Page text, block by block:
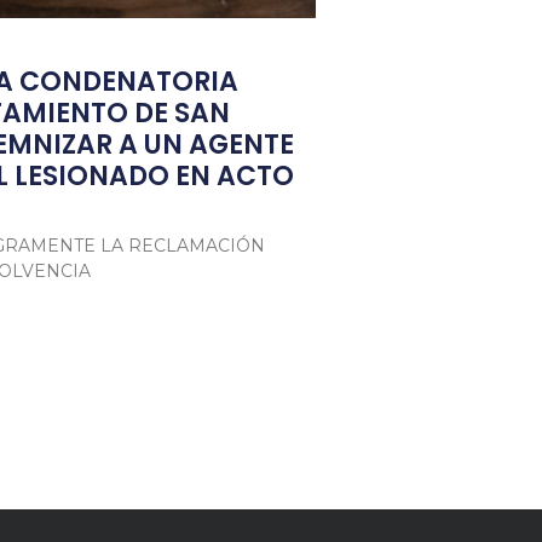
CONDENATORIA
DE SAN
A UN AGENTE
LESIONADO EN ACTO
LA RECLAMACIÓN